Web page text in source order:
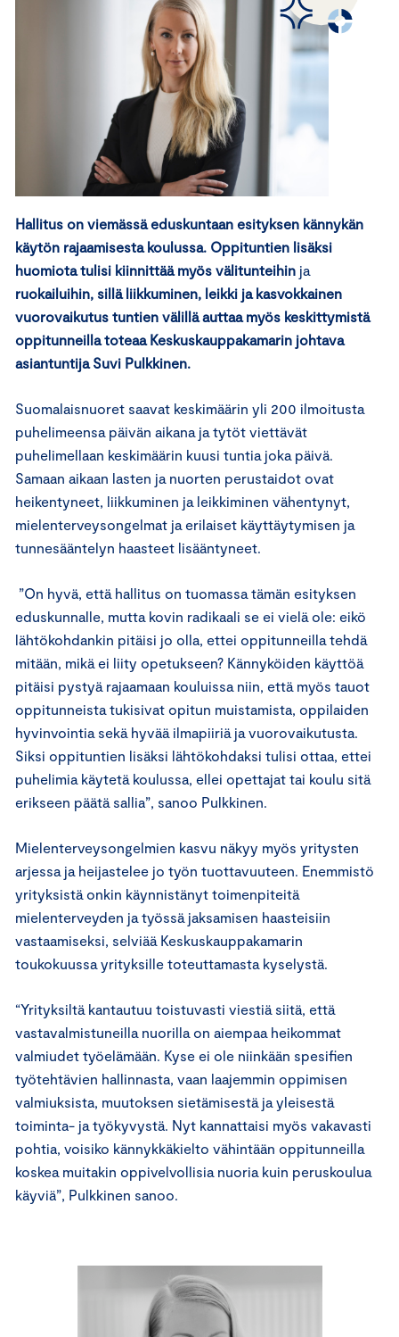
Hallitus on viemässä eduskuntaan esityksen kännykän
käytön rajaamisesta koulussa. Oppituntien lisäksi
huomiota tulisi kiinnittää myös välitunteihin ja
ruokailuihin, sillä liikkuminen, leikki ja kasvokkainen
vuorovaikutus tuntien välillä auttaa myös keskittymistä
oppitunneilla toteaa Keskuskauppakamarin johtava
asiantuntija Suvi Pulkkinen.
Suomalaisnuoret saavat keskimäärin yli 200 ilmoitusta
puhelimeensa päivän aikana ja tytöt viettävät
puhelimellaan keskimäärin kuusi tuntia joka päivä.
Samaan aikaan lasten ja nuorten perustaidot ovat
heikentyneet, liikkuminen ja leikkiminen vähentynyt,
mielenterveysongelmat ja erilaiset käyttäytymisen ja
tunnesääntelyn haasteet lisääntyneet.
”On hyvä, että hallitus on tuomassa tämän esityksen
eduskunnalle, mutta kovin radikaali se ei vielä ole: eikö
lähtökohdankin pitäisi jo olla, ettei oppitunneilla tehdä
mitään, mikä ei liity opetukseen? Kännyköiden käyttöä
pitäisi pystyä rajaamaan kouluissa niin, että myös tauot
oppitunneista tukisivat opitun muistamista, oppilaiden
hyvinvointia sekä hyvää ilmapiiriä ja vuorovaikutusta.
Siksi oppituntien lisäksi lähtökohdaksi tulisi ottaa, ettei
puhelimia käytetä koulussa, ellei opettajat tai koulu sitä
erikseen päätä sallia”, sanoo Pulkkinen.
Mielenterveysongelmien kasvu näkyy myös yritysten
arjessa ja heijastelee jo työn tuottavuuteen. Enemmistö
yrityksistä onkin käynnistänyt toimenpiteitä
mielenterveyden ja työssä jaksamisen haasteisiin
vastaamiseksi, selviää Keskuskauppakamarin
toukokuussa yrityksille toteuttamasta kyselystä.
“Yrityksiltä kantautuu toistuvasti viestiä siitä, että
vastavalmistuneilla nuorilla on aiempaa heikommat
valmiudet työelämään. Kyse ei ole niinkään spesifien
työtehtävien hallinnasta, vaan laajemmin oppimisen
valmiuksista, muutoksen sietämisestä ja yleisestä
toiminta- ja työkyvystä. Nyt kannattaisi myös vakavasti
pohtia, voisiko kännykkäkielto vähintään oppitunneilla
koskea muitakin oppivelvollisia nuoria kuin peruskoulua
käyviä”, Pulkkinen sanoo.